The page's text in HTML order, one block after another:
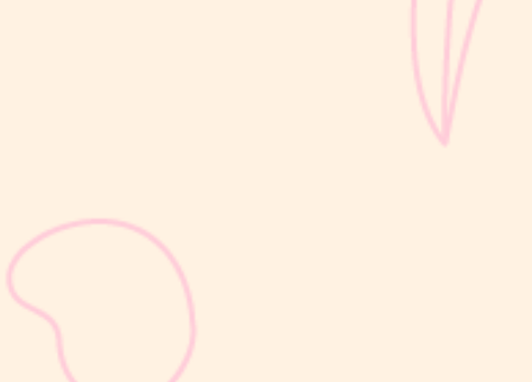
Selain berat badan, tinggi badan menjadi salah satu indikator